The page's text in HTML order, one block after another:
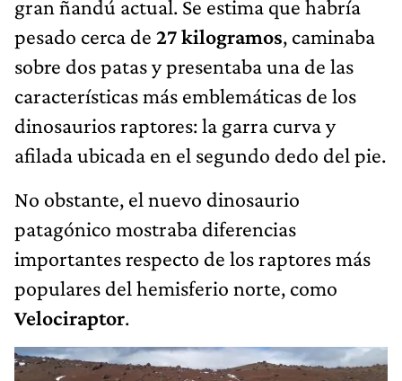
gran ñandú actual. Se estima que habría
pesado cerca de 27 kilogramos, caminaba
sobre dos patas y presentaba una de las
características más emblemáticas de los
dinosaurios raptores: la garra curva y
afilada ubicada en el segundo dedo del pie.
No obstante, el nuevo dinosaurio
patagónico mostraba diferencias
importantes respecto de los raptores más
populares del hemisferio norte, como
Velociraptor.